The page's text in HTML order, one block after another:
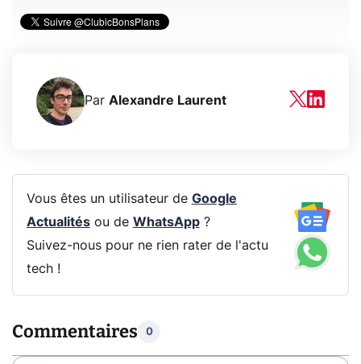
Par Alexandre Laurent
Vous êtes un utilisateur de Google
Actualitésou de WhatsApp?
Suivez-nous pour ne rien rater de l'actu
tech !
Commentaires 0